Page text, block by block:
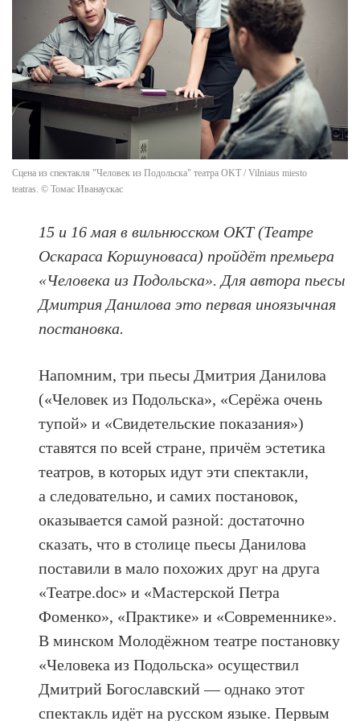
Сцена из спектакля "Человек из Подольска" театра OKT / Vilniaus miesto
teatras. © Томас Иванаускас
15 и 16 мая в вильнюсском ОКТ (Театре
Оскараса Коршуноваса) пройдёт премьера
«Человека из Подольска». Для автора пьесы
Дмитрия Данилова это первая иноязычная
постановка.
Напомним, три пьесы Дмитрия Данилова
(«Человек из Подольска», «Серёжа очень
тупой» и «Свидетельские показания»)
ставятся по всей стране, причём эстетика
театров, в которых идут эти спектакли,
а следовательно, и самих постановок,
оказывается самой разной: достаточно
сказать, что в столице пьесы Данилова
поставили в мало похожих друг на друга
«Театре.doc» и «Мастерской Петра
Фоменко», «Практике» и «Современнике».
В минском Молодёжном театре постановку
«Человека из Подольска» осуществил
Дмитрий Богославский — однако этот
спектакль идёт на русском языке. Первым